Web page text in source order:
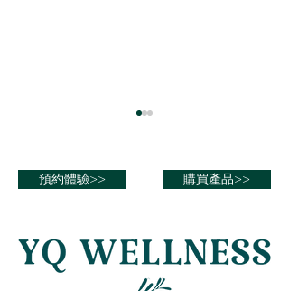
溫氫水讓你跟黑頭粉刺說
再見！
預約體驗>> 購買產品>>